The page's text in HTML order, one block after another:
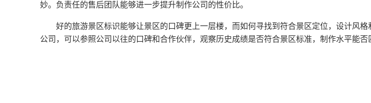
妙。负责任的售后团队能够进一步提升制作公司的性价比。
好的旅游景区标识能够让景区的口碑更上一层楼，而如何寻找到符合景区定位，设计风
公司，可以参照公司以往的口碑和合作伙伴，观察历史成绩是否符合景区标准，制作水平能